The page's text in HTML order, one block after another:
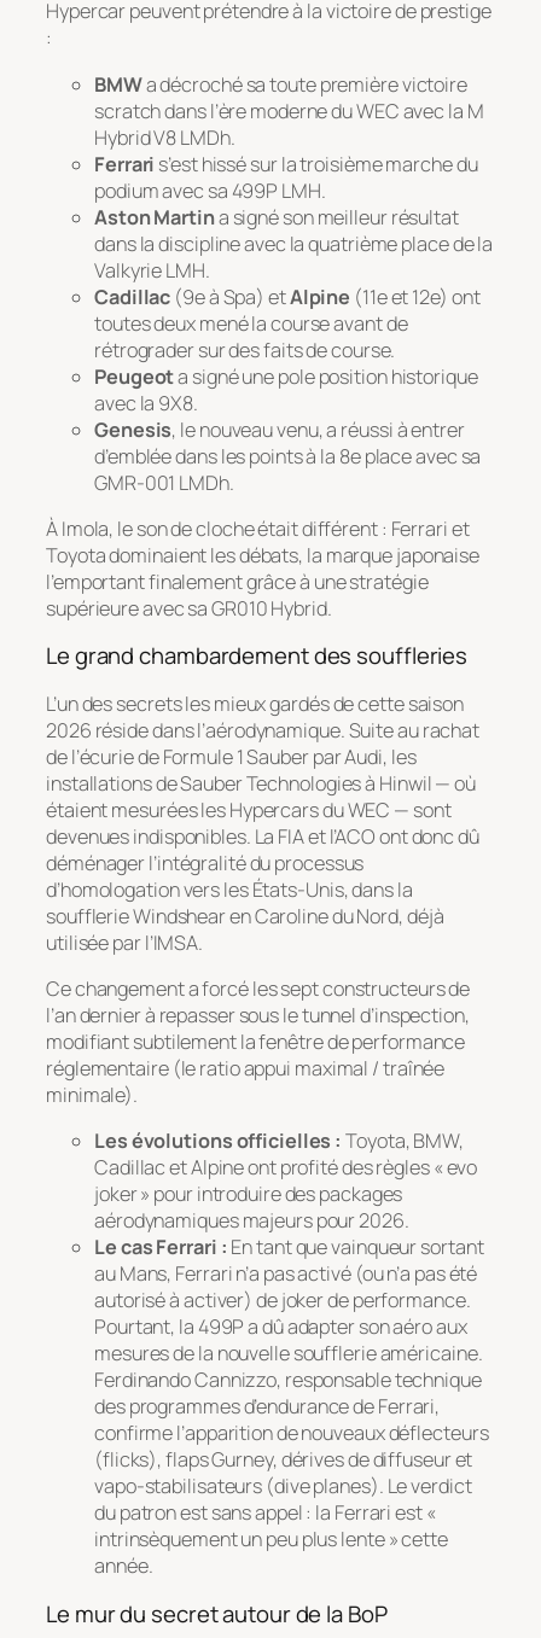
Hypercar peuvent prétendre à la victoire de prestige
:
BMWa décroché sa toute première victoire
scratch dans l’ère moderne du WEC avec la M
Hybrid V8 LMDh.
Ferrari s’est hissé sur la troisième marche du
podium avec sa 499P LMH.
Aston Martina signé son meilleur résultat
dans la discipline avec la quatrième place de la
Valkyrie LMH.
Cadillac (9e à Spa) etAlpine (11e et 12e) ont
toutes deux mené la course avant de
rétrograder sur des faits de course.
Peugeota signé une pole position historique
avec la 9X8.
Genesis, le nouveau venu, a réussi à entrer
d’emblée dans les points à la 8e place avec sa
GMR-001 LMDh.
À Imola, le son de cloche était différent : Ferrari et
Toyota dominaient les débats, la marque japonaise
l’emportant finalement grâce à une stratégie
supérieure avec sa GR010 Hybrid.
Le grand chambardement des souffleries
L’un des secrets les mieux gardés de cette saison
2026 réside dans l’aérodynamique. Suite au rachat
de l’écurie de Formule 1 Sauber par Audi, les
installations de Sauber Technologies à Hinwil — où
étaient mesurées les Hypercars du WEC — sont
devenues indisponibles. La FIA et l’ACO ont donc dû
déménager l’intégralité du processus
d’homologation vers les États-Unis, dans la
soufflerieWindshearen Caroline du Nord, déjà
utilisée par l’IMSA.
Ce changement a forcé les sept constructeurs de
l’an dernier à repasser sous le tunnel d’inspection,
modifiant subtilement la fenêtre de performance
réglementaire (le ratio appui maximal / traînée
minimale).
Les évolutions officielles : Toyota, BMW,
Cadillac et Alpine ont profité des règles « evo
joker » pour introduire des packages
aérodynamiques majeurs pour 2026.
Le cas Ferrari : En tant que vainqueur sortant
au Mans, Ferrari n’a pas activé (ou n’a pas été
autorisé à activer) de joker de performance.
Pourtant, la 499P a dû adapter son aéro aux
mesures de la nouvelle soufflerie américaine.
Ferdinando Cannizzo, responsable technique
des programmes d’endurance de Ferrari,
confirme l’apparition de nouveaux déflecteurs
(flicks), flaps Gurney, dérives de diffuseur et
vapo-stabilisateurs (dive planes). Le verdict
du patron est sans appel : la Ferrari est «
intrinsèquement un peu plus lente » cette
année.
Le mur du secret autour de la BoP